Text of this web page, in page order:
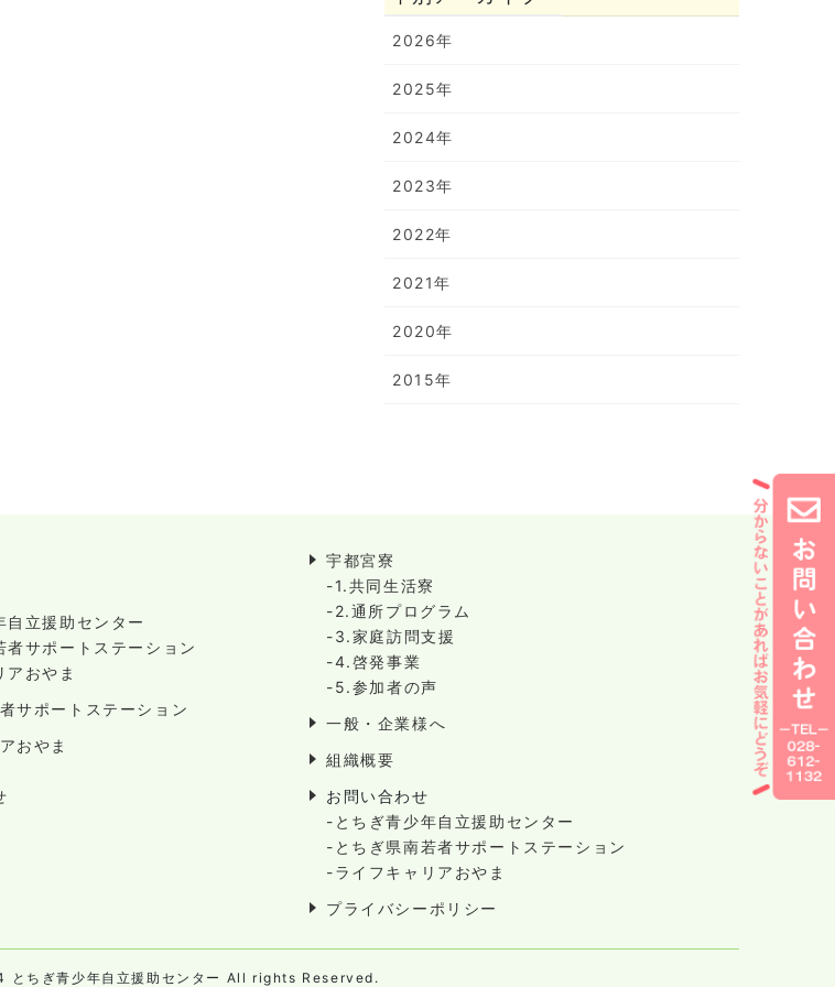
2026年
2025年
2024年
2023年
2022年
2021年
2020年
2015年
自立援助センター
者サポートステーション
おやま
サポートステーション
おやま
宇都宮寮
-1.共同生活寮
-2.通所プログラム
-3.家庭訪問支援
-4.啓発事業
-5.参加者の声
一般・企業様へ
組織概要
お問い合わせ
-とちぎ青少年自立援助センター
-とちぎ県南若者サポートステーション
-ライフキャリアおやま
プライバシーポリシー
ちぎ青少年自立援助センター All rights Reserved.